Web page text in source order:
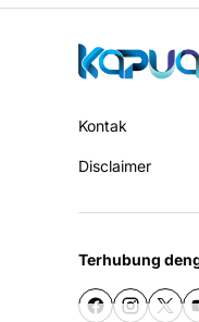
Kontak
Disclaimer
Terhubung